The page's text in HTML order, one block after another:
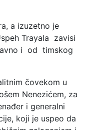
a izuzetno je
Trayala zavisi
i od timskog
čovekom u
Nenezićem, za
i generalni
koji je uspeo da